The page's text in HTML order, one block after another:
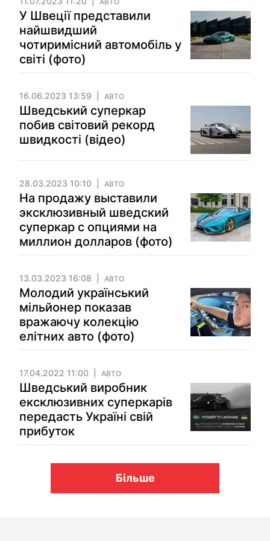
У Швеції представили
найшвидший
чотиримісний автомобіль у
світі (фото)
16.06.2023 13:59 АВТО
Шведський суперкар
побив світовий рекорд
швидкості (відео)
28.03.2023 10:10 АВТО
На продажу выставили
эксклюзивный шведский
суперкар с опциями на
миллион долларов (фото)
13.03.2023 16:08 АВТО
Молодий український
мільйонер показав
вражаючу колекцію
елітних авто (фото)
17.04.2022 11:00 АВТО
Шведський виробник
ексклюзивних суперкарів
передасть Україні свій
прибуток
Більше